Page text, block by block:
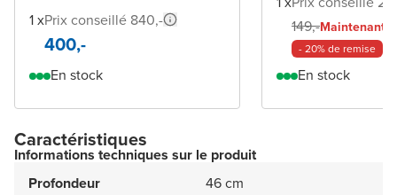
1 xPrix conseillé 840,-
400,-
En stock
149,-Maintenant
- 20% de remise
En stock
Caractéristiques
Informations techniques sur le produit
Profondeur
46 cm